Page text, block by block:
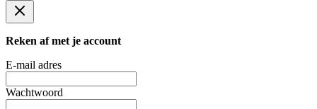
Reken af met je account
E-mail adres
Wachtwoord